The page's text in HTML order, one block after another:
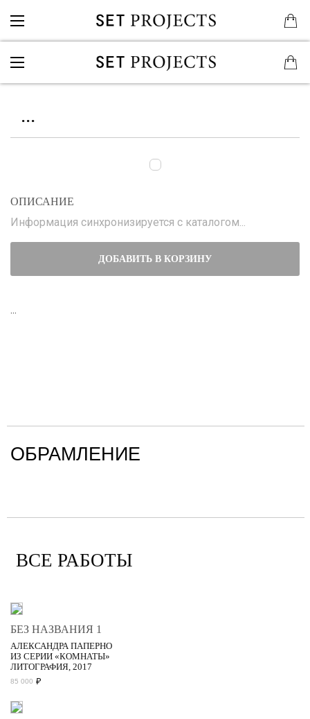
...
ОПИСАНИЕ
Информация синхронизируется с каталогом...
ДОБАВИТЬ В КОРЗИНУ
...
ОБРАМЛЕНИЕ
ВСЕ РАБОТЫ
БЕЗ НАЗВАНИЯ 1
АЛЕКСАНДРА ПАПЕРНО
ИЗ СЕРИИ «КОМНАТЫ»
ЛИТОГРАФИЯ, 2017
85 000 ₽